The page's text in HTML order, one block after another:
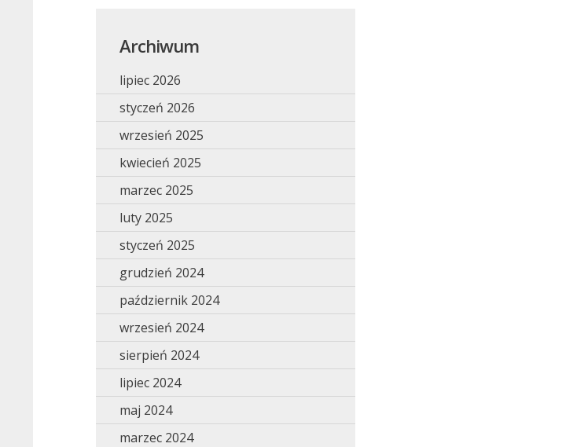
Archiwum
lipiec 2026
styczeń 2026
wrzesień 2025
kwiecień 2025
marzec 2025
luty 2025
styczeń 2025
grudzień 2024
październik 2024
wrzesień 2024
sierpień 2024
lipiec 2024
maj 2024
marzec 2024